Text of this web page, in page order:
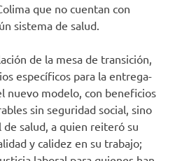
que no cuentan con
sistema de salud.
de la mesa de transición,
específicos para la entrega-
nuevo modelo, con beneficios
sin seguridad social, sino
salud, a quien reiteró su
y calidez en su trabajo;